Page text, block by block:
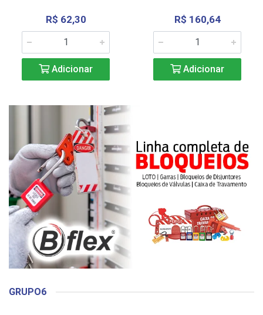
R$ 62,30
Adicionar
R$ 160,64
Adicionar
GRUPO6